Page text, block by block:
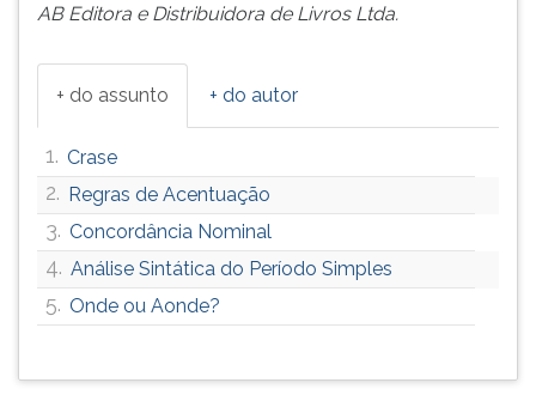
AB Editora e Distribuidora de Livros Ltda.
+ do assunto + do autor
1. Crase
2. Regras de Acentuação
3. Concordância Nominal
4. Análise Sintática do Período Simples
5. Onde ou Aonde?